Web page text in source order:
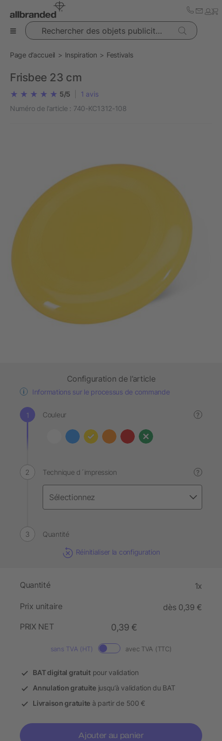
Rechercher des objets publicitaires
Page d’accueil Inspiration Festivals
Frisbee 23 cm
5/5 1 avis
Numéro de l’article : 740-KC1312-108
Configuration de l’article
Informations sur le processus de commande
Couleur ?
Technique d´impression ?
Quantité
Réinitialiser la configuration
Quantité 1x
Prix unitaire
dès 0,39 €
PRIX NET
0,39 €
sans TVA (HT) avec TVA (TTC)
BAT digital gratuitpour validation
Annulation gratuitejusqu’à validation du BAT
Livraison gratuite à partir de 500 €
Ajouter au panier